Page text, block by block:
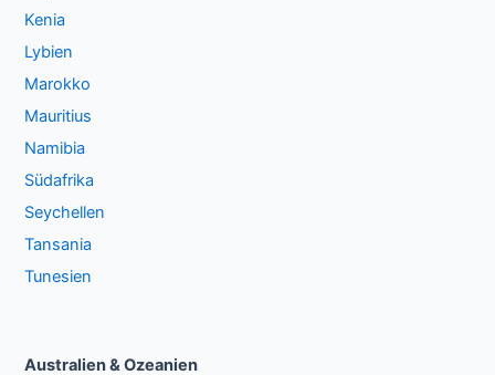
Kenia
Lybien
Marokko
Mauritius
Namibia
Südafrika
Seychellen
Tansania
Tunesien
Australien & Ozeanien